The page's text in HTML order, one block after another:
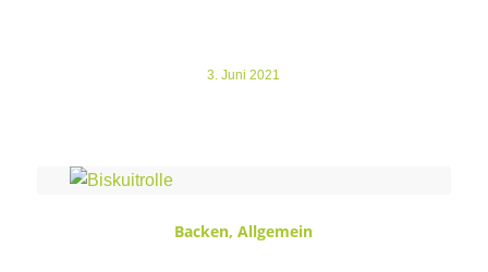
3. Juni 2021
Backen,Allgemein